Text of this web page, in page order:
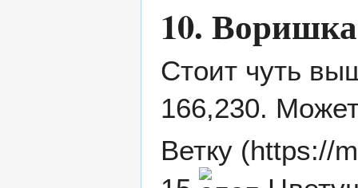
10. Воришка
Стоит чуть
166,230.
Ветку